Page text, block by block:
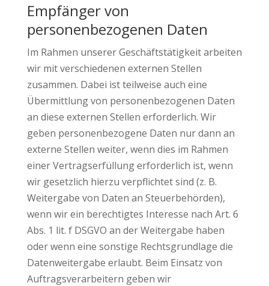
Empfänger von
personenbezogenen Daten
Im Rahmen unserer Geschäftstätigkeit arbeiten
wir mit verschiedenen externen Stellen
zusammen. Dabei ist teilweise auch eine
Übermittlung von personenbezogenen Daten
an diese externen Stellen erforderlich. Wir
geben personenbezogene Daten nur dann an
externe Stellen weiter, wenn dies im Rahmen
einer Vertragserfüllung erforderlich ist, wenn
wir gesetzlich hierzu verpflichtet sind (z. B.
Weitergabe von Daten an Steuerbehörden),
wenn wir ein berechtigtes Interesse nach Art. 6
Abs. 1 lit. f DSGVO an der Weitergabe haben
oder wenn eine sonstige Rechtsgrundlage die
Datenweitergabe erlaubt. Beim Einsatz von
Auftragsverarbeitern geben wir